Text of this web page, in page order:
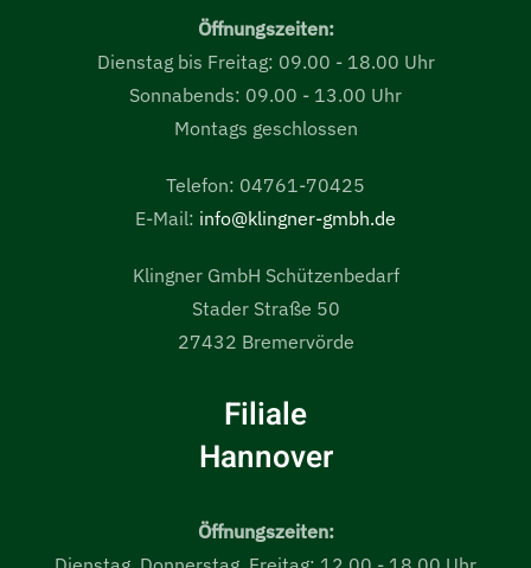
Öffnungszeiten:
Dienstag bis Freitag: 09.00 - 18.00 Uhr
Sonnabends: 09.00 - 13.00 Uhr
Montags geschlossen
Telefon: 04761-70425
E-Mail: info@klingner-gmbh.de
Klingner GmbH Schützenbedarf
Stader Straße 50
27432 Bremervörde
Filiale
Hannover
Öffnungszeiten: